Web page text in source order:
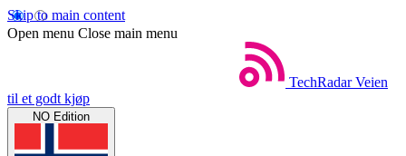
Skip to main content
Open menu Close main menu
TechRadar Veien
til et godt kjøp
NO Edition